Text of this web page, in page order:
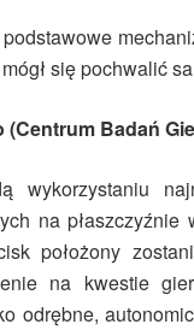
się pochwalić
Badań
wykorzystaniu
na płaszczyźnie
położony
na kwestie
odrębne,